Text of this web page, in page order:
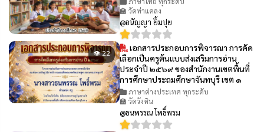
🏫 วัดท่าแคลง
@อนัญญา ยิ้มปุย
👁 22
เอกสารประกอบการพิจารณา การคัด
เลือกเป็นครูต้นแบบส่งเสริมการอ่าน
ประจำปี ๒๕๖๙ ของสำนักงานเขตพื้นที่
การศึกษาประถมศึกษาจันทบุรี เขต ๑
ภาษาต่างประเทศ ทุกระดับ
🏫 วัดวังหิน
@ธนพรรณ โพธิ์พรม